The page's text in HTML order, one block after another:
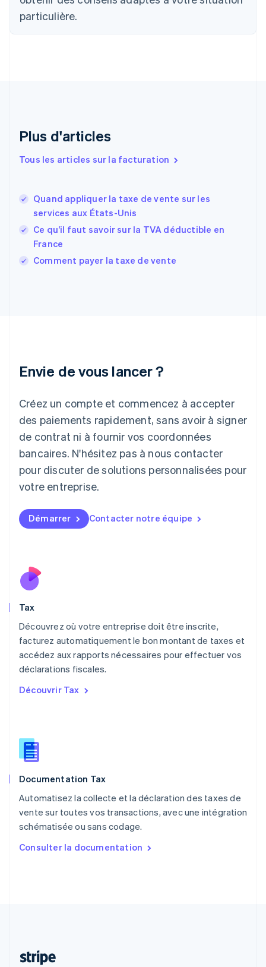
particulière.
Plus d'articles
Tous les articles sur la facturation
Quand appliquer la taxe de vente sur les
services aux États-Unis
Ce qu’il faut savoir sur la TVA déductible en
France
Comment payer la taxe de vente
Envie de vous lancer ?
Créez un compte et commencez à accepter
des paiements rapidement, sans avoir à signer
de contrat ni à fournir vos coordonnées
bancaires. N'hésitez pas à nous contacter
pour discuter de solutions personnalisées pour
votre entreprise.
Démarrer Contacter notre équipe
Tax
Découvrez où votre entreprise doit être inscrite,
facturez automatiquement le bon montant de taxes et
accédez aux rapports nécessaires pour effectuer vos
déclarations fiscales.
Découvrir Tax
Documentation Tax
Automatisez la collecte et la déclaration des taxes de
vente sur toutes vos transactions, avec une intégration
schématisée ou sans codage.
Consulter la documentation
EnglishFrançais
Chine continentale
Espagne
Estonie
EnglishEspañol简体中文
Finlande
EnglishSvenska
France
Français
Gibraltar
English
Italie
Japon
日本語
Lettonie
English
Liechtenstein
DeutschEnglish
English
FrançaisDeutschEnglish
Malaisie
Mexique
Español
Nouvelle-Zélande
Pays-Bas
NederlandsEnglish
Pologne
Portugal
République tchèque
English
English
Royaume-Uni
Singapour
English简体中文
English